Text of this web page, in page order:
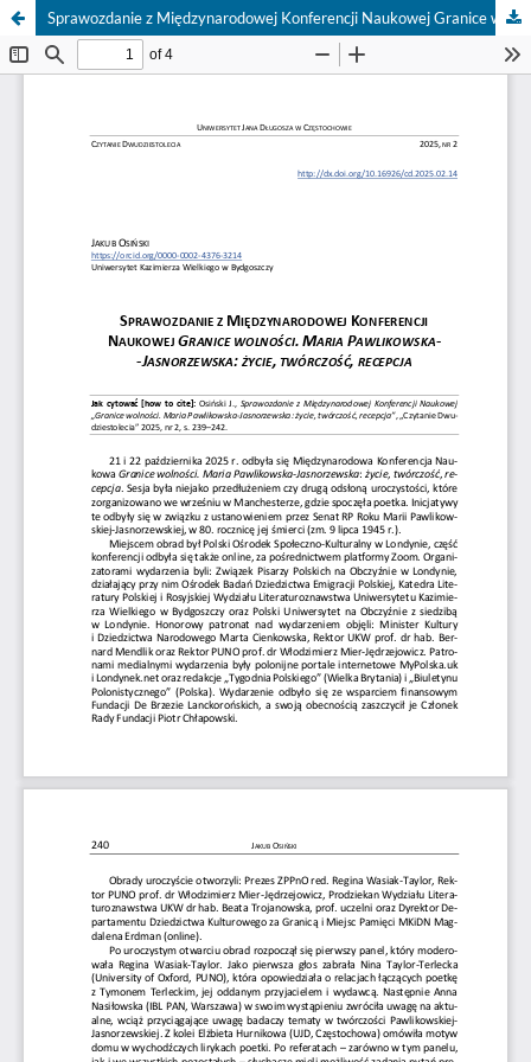
Sprawozdanie z Międzynarodowej Konferencji Naukowej Granice wolności. Maria Pawlikowska-Jasnorzewska: życie, twórczość, recepcja